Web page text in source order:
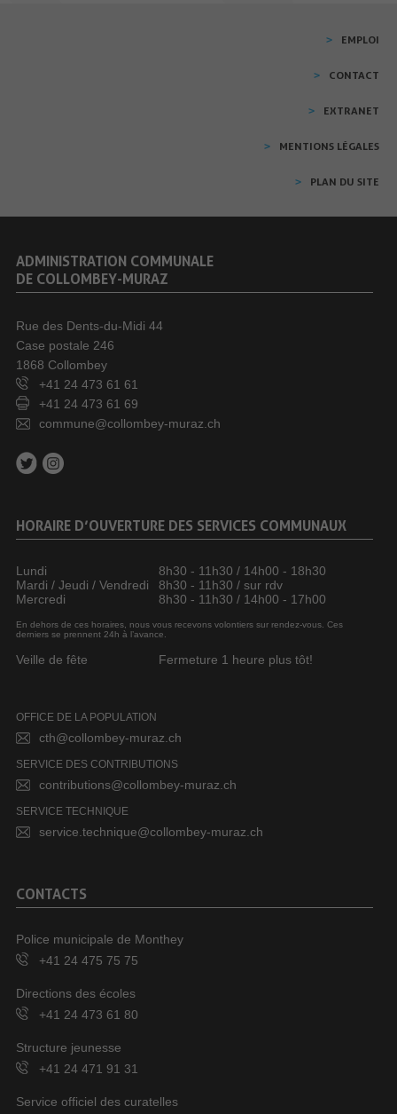
EMPLOI
CONTACT
EXTRANET
MENTIONS LÉGALES
PLAN DU SITE
ADMINISTRATION COMMUNALE
DE COLLOMBEY-MURAZ
Rue des Dents-du-Midi 44
Case postale 246
1868 Collombey
+41 24 473 61 61
+41 24 473 61 69
commune@collombey-muraz.ch
HORAIRE D’OUVERTURE DES SERVICES COMMUNAUX
Lundi
8h30 - 11h30 / 14h00 - 18h30
Mardi / Jeudi / Vendredi
8h30 - 11h30 / sur rdv
Mercredi
8h30 - 11h30 / 14h00 - 17h00
En dehors de ces horaires, nous vous recevons volontiers sur rendez-vous. Ces
derniers se prennent 24h à l’avance.
Veille de fête Fermeture 1 heure plus tôt!
OFFICE DE LA POPULATION
cth@collombey-muraz.ch
SERVICE DES CONTRIBUTIONS
contributions@collombey-muraz.ch
SERVICE TECHNIQUE
service.technique@collombey-muraz.ch
CONTACTS
Police municipale de Monthey
+41 24 475 75 75
Directions des écoles
+41 24 473 61 80
Structure jeunesse
+41 24 471 91 31
Service officiel des curatelles